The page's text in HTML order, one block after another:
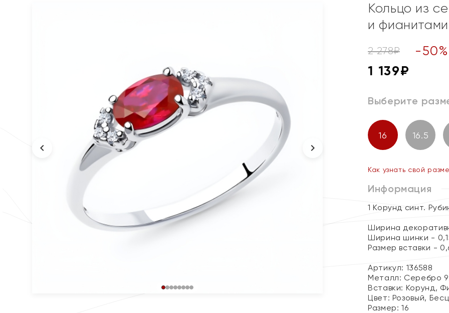
Кольцо из
и фианитами
2 278₽ -50%
1 139₽
Выберите
16 16.5
Как узнать свой
Информация
1 Корунд синт.
Ширина
Ширина шинки -
Размер вставки -
Артикул: 136588
Металл: Серебро
Вставки: Корунд,
Цвет: Розовый,
Размер:16